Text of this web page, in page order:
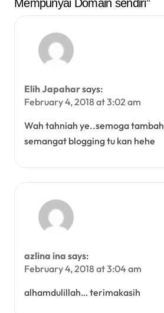
i
Mempunyai Domain sendiri”
Elih Japaharsays:
February 4, 2018 at 3:02 am
Wah tahniah ye..semoga tambah
semangat blogging tu kan hehe
azlina ina says:
February 4, 2018 at 3:04 am
alhamdulillah… terimakasih